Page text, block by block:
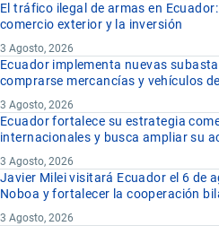
El tráfico ilegal de armas en
comercio exterior y la inversión
3 Agosto, 2026
Ecuador implementa nuevas
comprarse mercancías y vehículos
3 Agosto, 2026
Ecuador fortalece su estrategia
internacionales y busca ampliar su
3 Agosto, 2026
Javier Milei visitará Ecuador el 6 de
Noboa y fortalecer la cooperación
3 Agosto, 2026